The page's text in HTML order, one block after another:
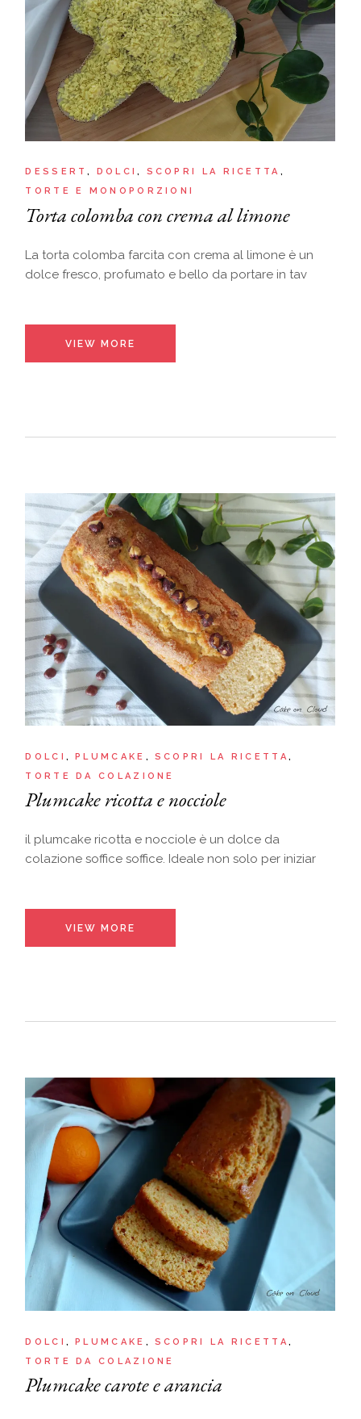
DESSERT DOLCI
SCOPRI LA RICETTA
TORTE E MONOPORZIONI
Torta colomba con crema al limone
La torta colomba farcita con crema al limone è un
dolce fresco, profumato e bello da portare in tav
VIEW MORE
DOLCI PLUMCAKE
SCOPRI LA RICETTA
TORTE DA COLAZIONE
Plumcake ricotta e nocciole
il plumcake ricotta e nocciole è un dolce da
colazione soffice soffice. Ideale non solo per iniziar
VIEW MORE
DOLCI PLUMCAKE
SCOPRI LA RICETTA
TORTE DA COLAZIONE
Plumcake carote e arancia